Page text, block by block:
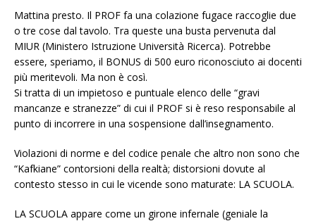
Mattina presto. Il PROF fa una colazione fugace raccoglie due
o tre cose dal tavolo. Tra queste una busta pervenuta dal
MIUR (Ministero Istruzione Università Ricerca). Potrebbe
essere, speriamo, il BONUS di 500 euro riconosciuto ai docenti
più meritevoli. Ma non è così.
Si tratta di un impietoso e puntuale elenco delle “gravi
mancanze e stranezze” di cui il PROF si è reso responsabile al
punto di incorrere in una sospensione dall’insegnamento.
Violazioni di norme e del codice penale che altro non sono che
“Kafkiane” contorsioni della realtà; distorsioni dovute al
contesto stesso in cui le vicende sono maturate: LA SCUOLA.
LA SCUOLA appare come un girone infernale (geniale la